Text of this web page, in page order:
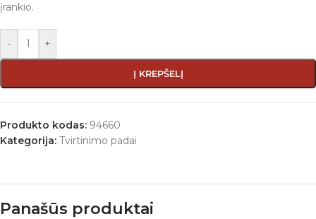
įrankio.
- +
Į KREPŠELĮ
Produkto kodas: 94660
Kategorija: Tvirtinimo padai
Panašūs produktai